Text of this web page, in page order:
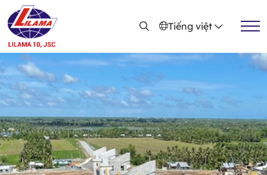
Nhảy đến nội dung
Tiếng việt